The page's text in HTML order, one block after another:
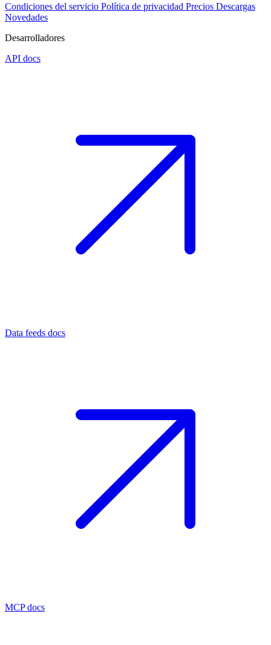
Condiciones del servicio Política de privacidad Precios Descargas
Novedades
Desarrolladores
API docs
Data feeds docs
MCP docs